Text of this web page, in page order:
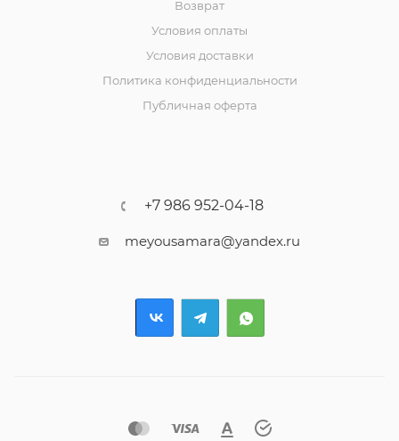
Возврат
Условия оплаты
Условия доставки
Политика конфиденциальности
Публичная оферта
+7 986 952-04-18
meyousamara@yandex.ru